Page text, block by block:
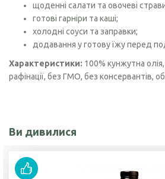
щоденні салати та овочеві
готові гарніри та каші;
холодні соуси та заправки;
додавання у готову їжу перед
Характеристики: 100% кунжутна
рафінації, без ГМО, без консервантів,
Ви дивилися